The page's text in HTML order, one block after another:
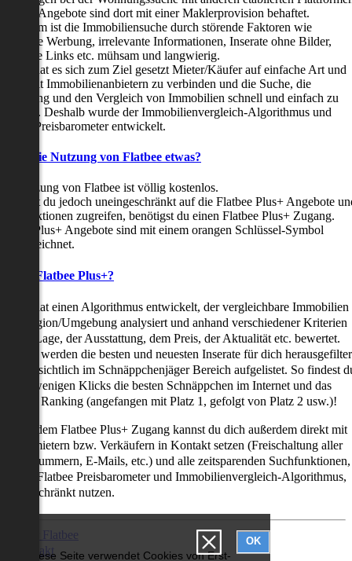
Diese Seite verwendet Cookies von Erst-
OK
alle Angebote sind dort mit einer Maklerprovision behaftet.
ist die Immobiliensuche durch störende Faktoren wie
Werbung, irrelevante Informationen, Inserate ohne Bilder,
Links etc. mühsam und langwierig.
hat es sich zum Ziel gesetzt Mieter/Käufer auf einfache Art und
mit Immobilienanbietern zu verbinden und die Suche, die
und den Vergleich von Immobilien schnell und einfach zu
Deshalb wurde der Immobilienvergleich-Algorithmus und
Preisbarometer entwickelt.
die Nutzung von Flatbee etwas?
Nutzung von Flatbee ist völlig kostenlos.
du jedoch uneingeschränkt auf die Flatbee Plus+ Angebote
zugreifen, benötigst du einen Flatbee Plus+ Zugang.
Plus+ Angebote sind mit einem orangen Schlüssel-Symbol
ist Flatbee Plus+?
hat einen Algorithmus entwickelt, der vergleichbare Immobilien
Region/Umgebung analysiert und anhand verschiedener Kriterien
der Lage, der Ausstattung, dem Preis, der Aktualität etc. bewertet.
werden die besten und neuesten Inserate für dich
übersichtlich im Schnäppchenjäger Bereich aufgelistet. So findest
nur wenigen Klicks die besten Schnäppchen im Internet und das
als Ranking (angefangen mit Platz 1, gefolgt von Platz 2 usw.)!
mit dem Flatbee Plus+ Zugang kannst du dich außerdem direkt mit
Vermietern bzw. Verkäufern in Kontakt setzen (Freischaltung aller
E-Mails, etc.) und alle zeitsparenden Suchfunktionen,
den Flatbee Preisbarometer und Immobilienvergleich-Algorithmus,
nutzen.
Über Flatbee
Kontakt